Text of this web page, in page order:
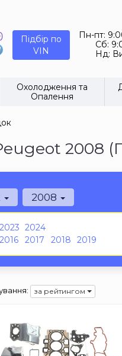
Підбір по
VIN
Пн-пт:
Сб:
Нд:
Охолодження та
Опалення
2008
2023 2024
2016 2017 2018 2019
2008
за рейтингом